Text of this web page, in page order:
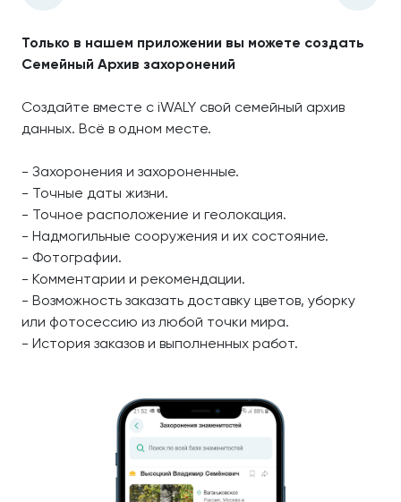
Только в нашем приложении вы можете создать
Семейный Архив захоронений
Создайте вместе с iWALY свой семейный архив
данных. Всё в одном месте.
- Захоронения и захороненные.
- Точные даты жизни.
- Точное расположение и геолокация.
- Надмогильные сооружения и их состояние.
- Фотографии.
- Комментарии и рекомендации.
- Возможность заказать доставку цветов, уборку
или фотосессию из любой точки мира.
- История заказов и выполненных работ.